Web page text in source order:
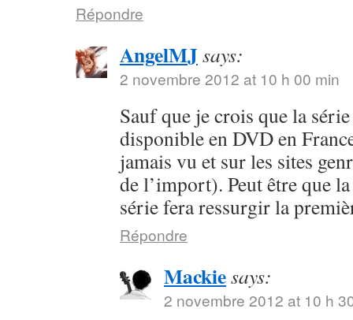
Répondre
AngelMJsays:
2 novembre 2012 at 10 h 00 min
Sauf que je crois que la
disponible en DVD en
jamais vu et sur les sites
de l’import). Peut être que
série fera ressurgir la
Répondre
Mackiesays:
2 novembre 2012 at 10 h